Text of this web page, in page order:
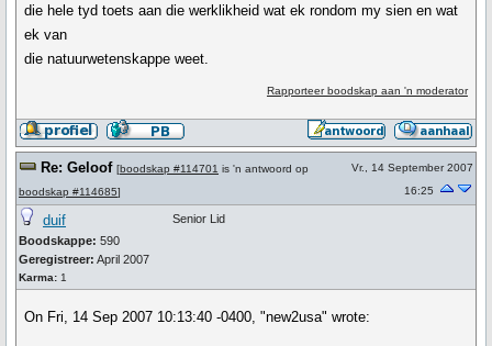
die hele tyd toets aan die werklikheid wat ek rondom my sien en wat
ek van
die natuurwetenskappe weet.
Rapporteer boodskap aan 'n moderator
Re: Geloof [boodskap #114701 is 'n antwoord op
boodskap #114685]
Vr., 14 September 2007
16:25
duif
Boodskappe: 590
Geregistreer: April 2007
Karma: 1
Senior Lid
On Fri, 14 Sep 2007 10:13:40 -0400, "new2usa" wrote: